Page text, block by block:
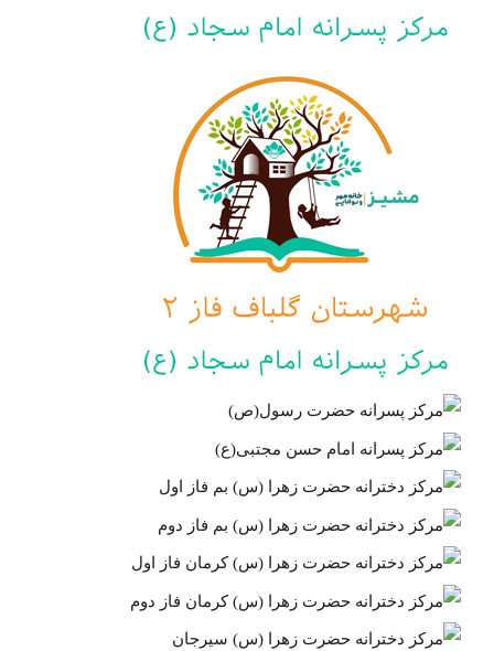
مرکز پسرانه امام
سجاد(ع) گلباف فاز دوم
مرکز پسرانه
حضرت
رسول(ص)
مرکز پسرانه
امام حسن
مجتبی(ع)
مرکز دخترانه حضرت
زهرا (س) بم فاز اول
مرکز دخترانه حضرت
زهرا (س) بم فاز دوم
مرکز دخترانه حضرت
زهرا (س) کرمان فاز
اول
مرکز دخترانه حضرت
زهرا (س) کرمان فاز
دوم
مرکز دخترانه
حضرت زهرا (س)
مرکز دخترانه